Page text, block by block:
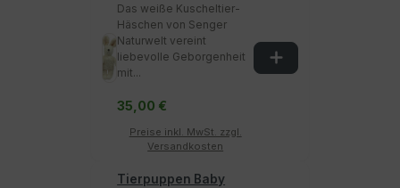
Das weiße Kuscheltier-
Häschen von Senger
Naturwelt vereint
liebevolle Geborgenheit
mit...
35,00 €
Preise inkl. MwSt. zzgl.
Versandkosten
Tierpuppen Baby